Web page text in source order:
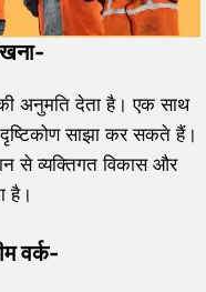
अनुमति देता है। एक साथ
साझा कर सकते हैं।
से व्यक्तिगत विकास और
है।
वर्क-